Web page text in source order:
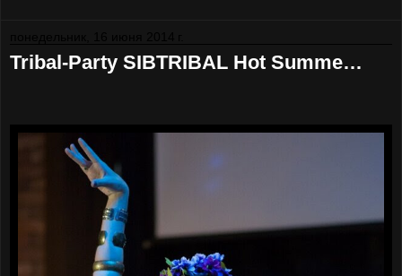
Tribal-Party SIBTRIBAL Hot Summe…